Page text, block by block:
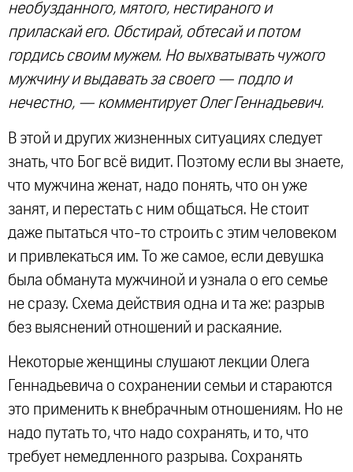
необузданного, мятого, нестираного и
приласкай его. Обстирай, обтесай и потом
гордись своим мужем. Но выхватывать чужого
мужчину и выдавать за своего — подло и
нечестно, — комментирует Олег Геннадьевич.
В этой и других жизненных ситуациях следует
знать, что Бог всё видит. Поэтому если вы знаете,
что мужчина женат, надо понять, что он уже
занят, и перестать с ним общаться. Не стоит
даже пытаться что-то строить с этим человеком
и привлекаться им. То же самое, если девушка
была обманута мужчиной и узнала о его семье
не сразу. Схема действия одна и та же: разрыв
без выяснений отношений и раскаяние.
Некоторые женщины слушают лекции Олега
Геннадьевича о сохранении семьи и стараются
это применить к внебрачным отношениям. Но не
надо путать то, что надо сохранять, и то, что
требует немедленного разрыва. Сохранять